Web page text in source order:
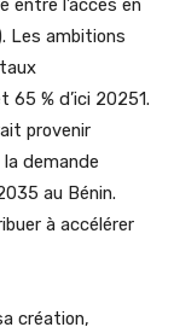
entre l’accès en
Les ambitions
65 % d’ici 20251.
provenir
la demande
au Bénin.
à accélérer
création,